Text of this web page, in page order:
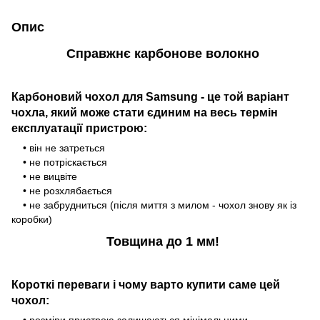
Опис
Справжнє карбонове волокно
Карбоновий чохол для Samsung - це той варіант
чохла, який може стати єдиним на весь термін
експлуатації пристрою:
• він не затреться
• не потріскається
• не вицвіте
• не розхлябається
• не забрудниться (після миття з милом - чохол знову як із
коробки)
Товщина до 1 мм!
Короткі переваги і чому варто купити саме цей
чохол: